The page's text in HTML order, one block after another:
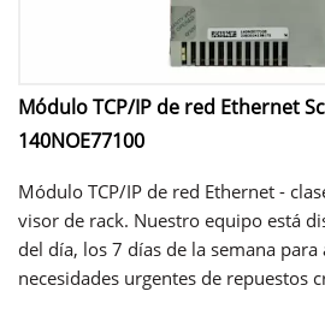
Módulo TCP/IP de red Ethernet
140NOE77100
Módulo TCP/IP de red Ethernet -
visor de rack. Nuestro equipo está
del día, los 7 días de la semana
necesidades urgentes de repuestos